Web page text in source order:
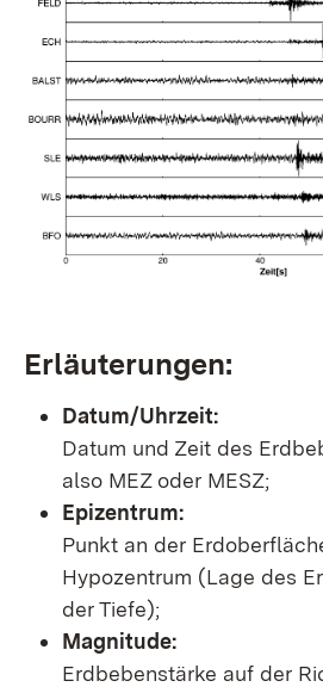
Erläuterungen:
Datum/Uhrzeit:
Datum und Zeit des
also MEZ oder MESZ;
Epizentrum:
Punkt an der
Hypozentrum (Lage des
der Tiefe);
Magnitude:
Erdbebenstärke auf der